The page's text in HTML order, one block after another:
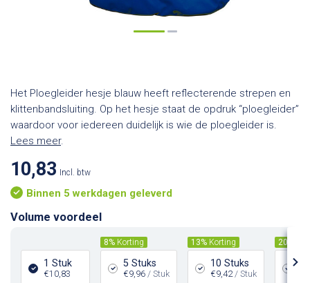
Het Ploegleider hesje blauw heeft reflecterende strepen en
klittenbandsluiting. Op het hesje staat de opdruk “ploegleider”
waardoor voor iedereen duidelijk is wie de ploegleider is.
Lees meer.
10,83 Incl. btw
Binnen 5 werkdagen geleverd
Volume voordeel
1 Stuk
€10,83
8% Korting
5 Stuks
€9,96 / Stuk
13% Korting
10 Stuks
€9,42 / Stuk
20%